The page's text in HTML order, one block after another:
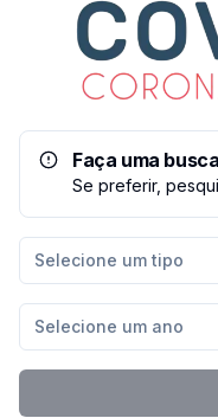
Faça uma busca
Se preferir,
Selecione um tipo
Selecione um ano